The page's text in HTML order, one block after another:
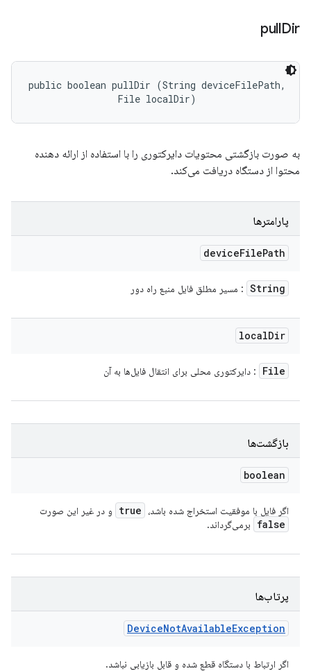
pullDir
public boolean pullDir (String deviceFilePath,
                File localDir)
به صورت بازگشتی محتویات دایرکتوری را با استفاده از ارائه دهنده
محتوا از دستگاه دریافت می‌کند.
پارامترها
deviceFilePath
String : مسیر مطلق فایل منبع راه دور
localDir
File : دایرکتوری محلی برای انتقال فایل‌ها به آن
بازگشت‌ها
boolean
اگر فایل با موفقیت استخراج شده باشد، true و در غیر این صورت
false برمی‌گرداند.
پرتاب‌ها
DeviceNotAvailableException
اگر ارتباط با دستگاه قطع شده و قابل بازیابی نباشد.